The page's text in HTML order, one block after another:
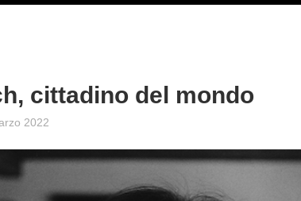
cittadino del mondo
2022